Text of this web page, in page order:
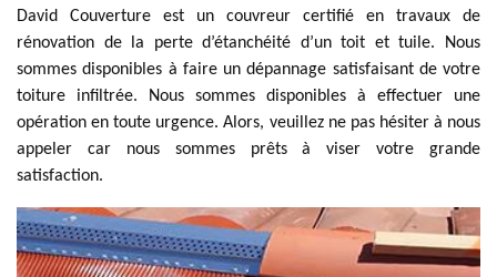
David Couverture est un couvreur certifié en travaux de
rénovation de la perte d’étanchéité d’un toit et tuile. Nous
sommes disponibles à faire un dépannage satisfaisant de votre
toiture infiltrée. Nous sommes disponibles à effectuer une
opération en toute urgence. Alors, veuillez ne pas hésiter à nous
appeler car nous sommes prêts à viser votre grande
satisfaction.